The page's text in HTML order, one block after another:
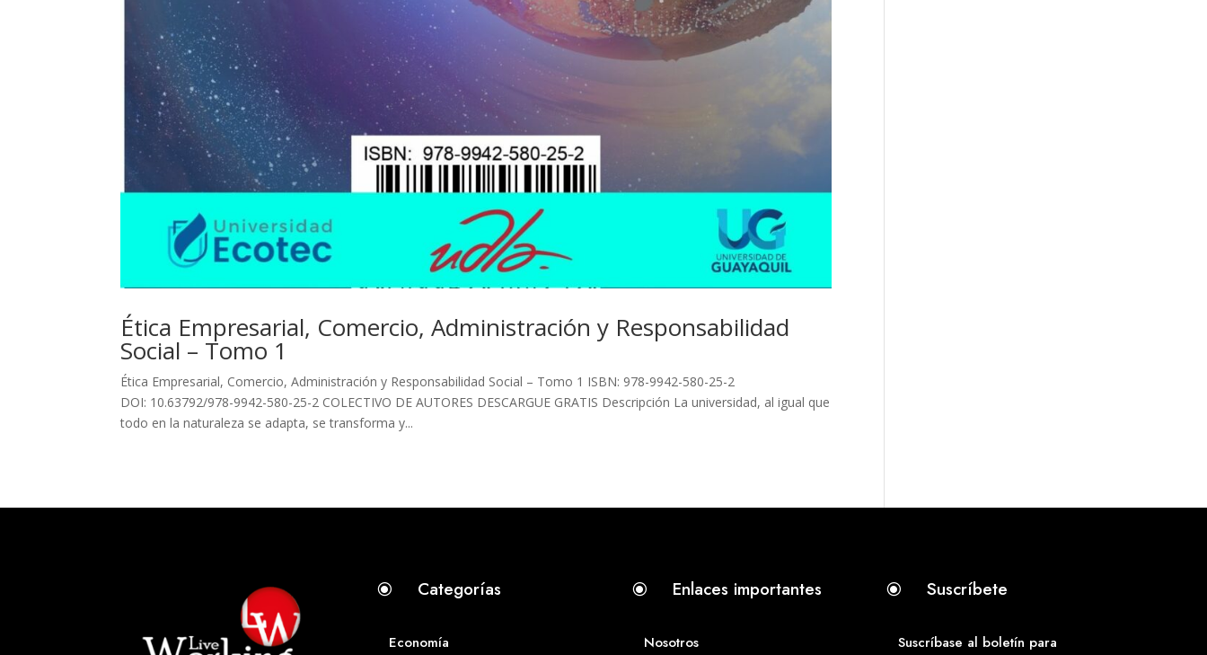
Ética Empresarial, Comercio, Administración y Responsabilidad
Social – Tomo 1
Ética Empresarial, Comercio, Administración y Responsabilidad Social – Tomo 1 ISBN: 978-9942-580-25-2
DOI: 10.63792/978-9942-580-25-2 COLECTIVO DE AUTORES DESCARGUE GRATIS Descripción La universidad, al igual que
todo en la naturaleza se adapta, se transforma y...
\ Categorías
Economía
\ Enlaces importantes
Nosotros
\ Suscríbete
Suscríbase al boletín para